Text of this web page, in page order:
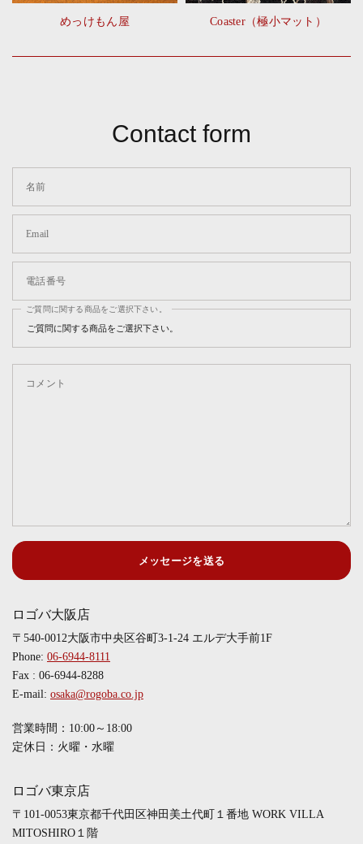
めっけもん屋 Coaster（極小マット）
Contact form
名前
Email
電話番号
ご質問に関する商品をご選択下さい。
コメント
メッセージを送る
ロゴバ大阪店
〒540-0012大阪市中央区谷町3-1-24 エルデ大手前1F
Phone:06-6944-8111
Fax : 06-6944-8288
E-mail:osaka@rogoba.co.jp
営業時間：10:00～18:00
定休日：火曜・水曜
ロゴバ東京店
〒101-0053東京都千代田区神田美土代町１番地 WORK VILLA
MITOSHIRO１階